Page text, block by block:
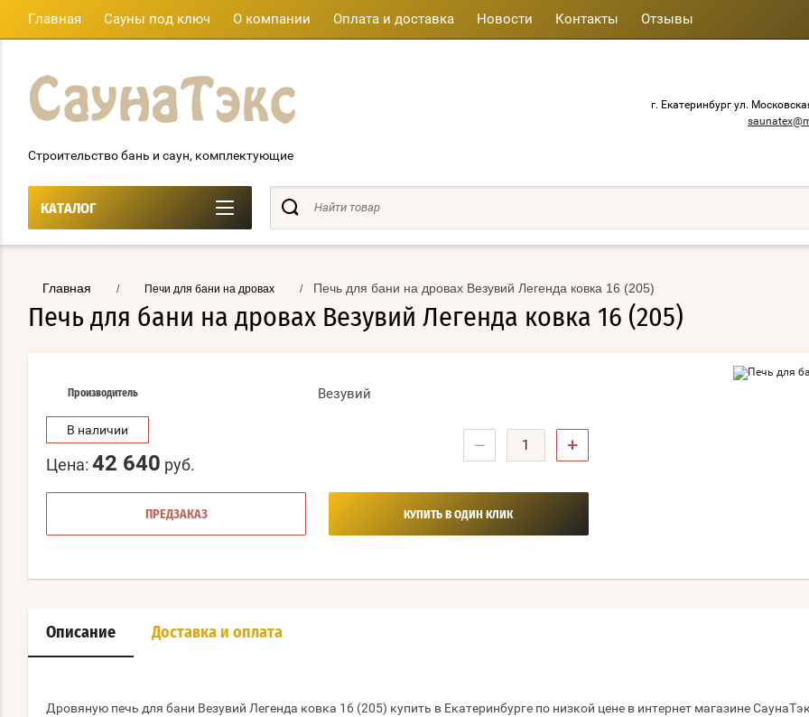
Главная Сауны под ключ О компании Оплата и доставка Новости Контакты Отзывы
Строительство бань и саун, комплектующие
г. Екатеринбург ул.
КАТАЛОГ
Главная / Печи для бани на дровах / Печь для бани на дровах Везувий Легенда ковка 16 (205)
Печь для бани на дровах Везувий Легенда ковка 16 (205)
Производитель Везувий
В наличии
Цена: 42 640 руб.
− +
ПРЕДЗАКАЗ КУПИТЬ В ОДИН КЛИК
Описание Доставка и оплата
Дровяную печь для бани Везувий Легенда ковка 16 (205) купить в Екатеринбурге по низкой цене в интернет магазине